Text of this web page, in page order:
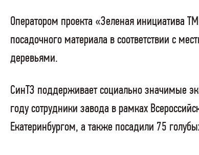
Оператором проекта «Зеленая инициатива
посадочного материала в соответствии с
деревьями.
СинТЗ поддерживает социально значимые
году сотрудники завода в рамках
Екатеринбургом, а также посадили 75